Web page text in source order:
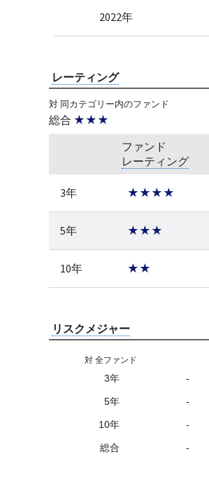
2022年
レーティング
対 同カテゴリー内のファンド
総合 ★★★
ファンド
レーティング
3年 ★★★★
5年 ★★★
10年 ★★
リスクメジャー
対 全ファンド
3年 -
5年 -
10年 -
総合 -